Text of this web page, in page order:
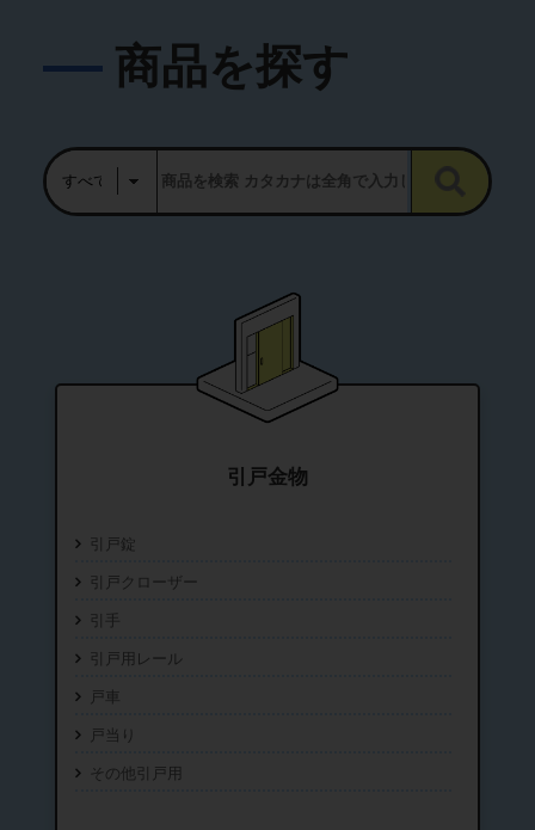
商品を探す
引戸金物
引戸錠
引戸クローザー
引手
引戸用レール
戸車
戸当り
その他引戸用